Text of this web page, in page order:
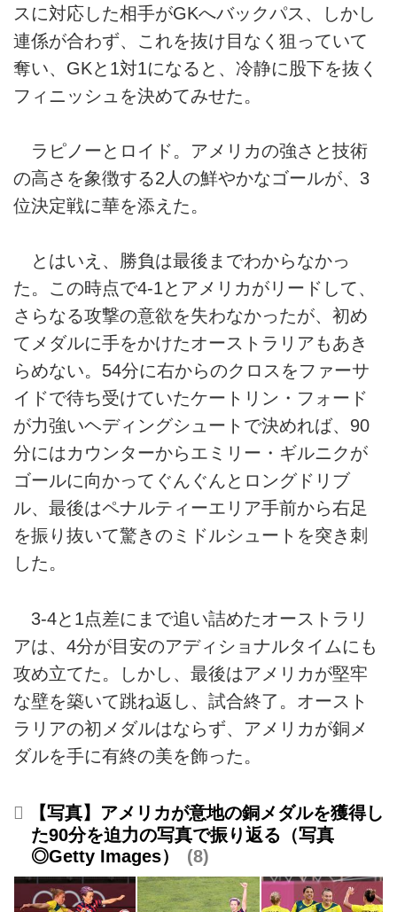
スに対応した相手がGKへバックパス、しかし
連係が合わず、これを抜け目なく狙っていて
奪い、GKと1対1になると、冷静に股下を抜く
フィニッシュを決めてみせた。
ラピノーとロイド。アメリカの強さと技術
の高さを象徴する2人の鮮やかなゴールが、3
位決定戦に華を添えた。
とはいえ、勝負は最後までわからなかっ
た。この時点で4-1とアメリカがリードして、
さらなる攻撃の意欲を失わなかったが、初め
てメダルに手をかけたオーストラリアもあき
らめない。54分に右からのクロスをファーサ
イドで待ち受けていたケートリン・フォード
が力強いヘディングシュートで決めれば、90
分にはカウンターからエミリー・ギルニクが
ゴールに向かってぐんぐんとロングドリブ
ル、最後はペナルティーエリア手前から右足
を振り抜いて驚きのミドルシュートを突き刺
した。
3-4と1点差にまで追い詰めたオーストラリ
アは、4分が目安のアディショナルタイムにも
攻め立てた。しかし、最後はアメリカが堅牢
な壁を築いて跳ね返し、試合終了。オースト
ラリアの初メダルはならず、アメリカが銅メ
ダルを手に有終の美を飾った。
【写真】アメリカが意地の銅メダルを獲得し
た90分を迫力の写真で振り返る（写真
◎Getty Images）
8